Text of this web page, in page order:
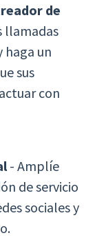
de
llamadas
haga un
sus
con
- Amplíe
de servicio
sociales y